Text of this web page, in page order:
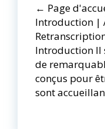
← Page
Introduction |
Introduction Il
de
conçus pour
sont